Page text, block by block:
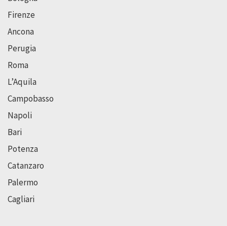
Firenze
Ancona
Perugia
Roma
L’Aquila
Campobasso
Napoli
Bari
Potenza
Catanzaro
Palermo
Cagliari